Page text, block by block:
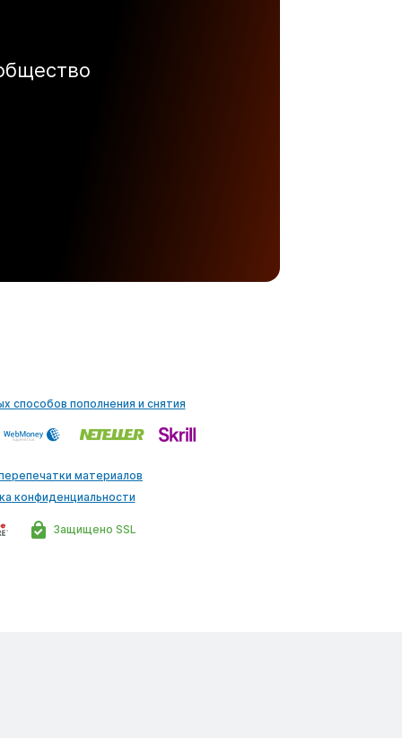
способов пополнения и снятия
Защищено SSL
материалов
конфиденциальности